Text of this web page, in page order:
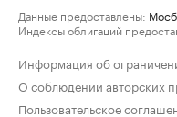
Данные предоставлены:
Индексы облигаций
Информация об
О соблюдении авторских
Пользовательское